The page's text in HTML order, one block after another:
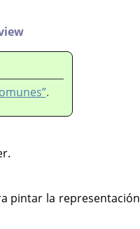
.
pintar la representación